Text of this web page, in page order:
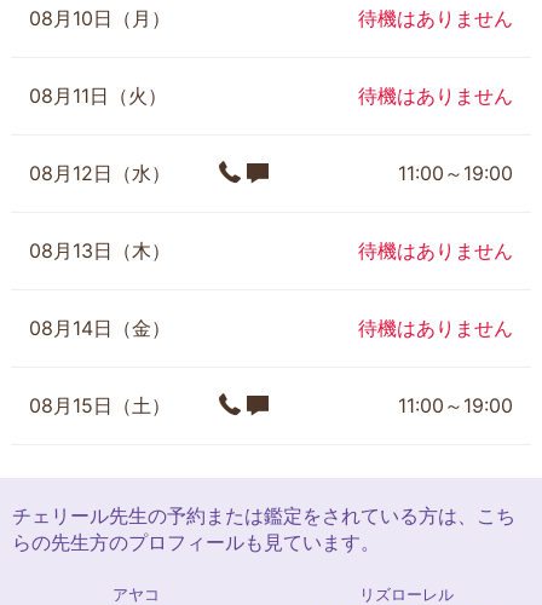
08月10日（月） 待機はありません
08月11日（火） 待機はありません
08月12日（水） 11:00～19:00
08月13日（木） 待機はありません
08月14日（金） 待機はありません
08月15日（土） 11:00～19:00
チェリール先生の予約または鑑定をされている方は、こち
らの先生方のプロフィールも見ています。
アヤコ リズローレル